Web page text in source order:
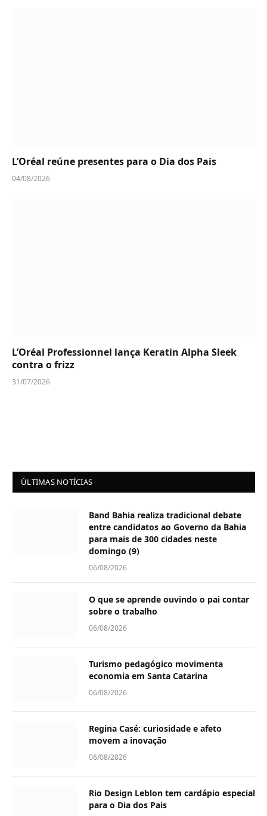
L’Oréal reúne presentes para o Dia dos Pais
04/08/2026
L’Oréal Professionnel lança Keratin Alpha Sleek
contra o frizz
31/07/2026
ÚLTIMAS NOTÍCIAS
Band Bahia realiza tradicional debate
entre candidatos ao Governo da Bahia
para mais de 300 cidades neste
domingo (9)
06/08/2026
O que se aprende ouvindo o pai contar
sobre o trabalho
06/08/2026
Turismo pedagógico movimenta
economia em Santa Catarina
06/08/2026
Regina Casé: curiosidade e afeto
movem a inovação
06/08/2026
Rio Design Leblon tem cardápio especial
para o Dia dos Pais